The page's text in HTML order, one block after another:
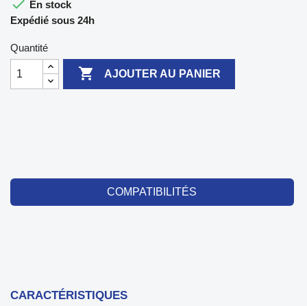
 En stock
Expédié sous 24h
Quantité
 AJOUTER AU PANIER
COMPATIBILITÉS
CARACTÉRISTIQUES